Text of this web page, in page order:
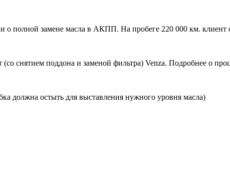
о полной замене масла в АКПП. На пробеге 220 000 км.
(со снятием поддона и заменой фильтра) Venza. Подробнее о
должна остыть для выставления нужного уровня масла)